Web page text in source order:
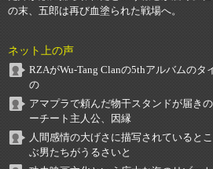
の末、五郎は再び血塗られた戦場へ。
ネット上の声
RZAがWu-Tang Clanの5thアルバムのタ
の
アマプラで頼んだ物干スタンドが届き
ーチート主人公、因縁
人間感情の大げさに描写されていると
ぶ男たちがうるさいと